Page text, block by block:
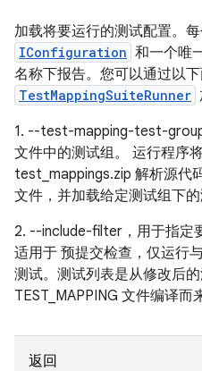
加载将要运行的测试配置。
IConfiguration 和一个唯
名称下报告。您可以通过以
TestMappingSuiteRunner
1. --test-mapping-test-
文件中的测试组。 运行程序
test_mappings.zip 解析源代
文件，并加载给定测试组下的
2. --include-filter，用于指定
适用于 预提交检查，仅运行
测试。测试列表是从修改后
TEST_MAPPING 文件编译而
返回